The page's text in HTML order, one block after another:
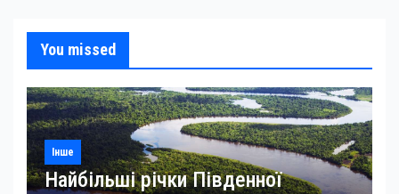
You missed
Інше
Найбільші річки Південної